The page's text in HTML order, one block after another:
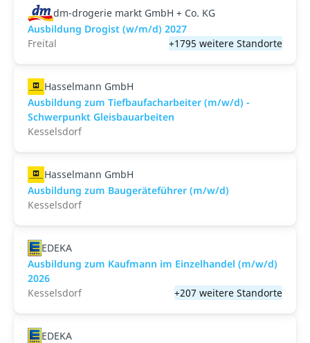
dm-drogerie markt GmbH + Co. KG
Ausbildung Drogist (w/m/d) 2027
Freital
+1795 weitere Standorte
Hasselmann GmbH
Ausbildung zum Tiefbaufacharbeiter (m/w/d) -
Schwerpunkt Gleisbauarbeiten
Kesselsdorf
Hasselmann GmbH
Ausbildung zum Baugeräteführer (m/w/d)
Kesselsdorf
EDEKA
Ausbildung zum Kaufmann im Einzelhandel (m/w/d)
2026
Kesselsdorf
+207 weitere Standorte
EDEKA